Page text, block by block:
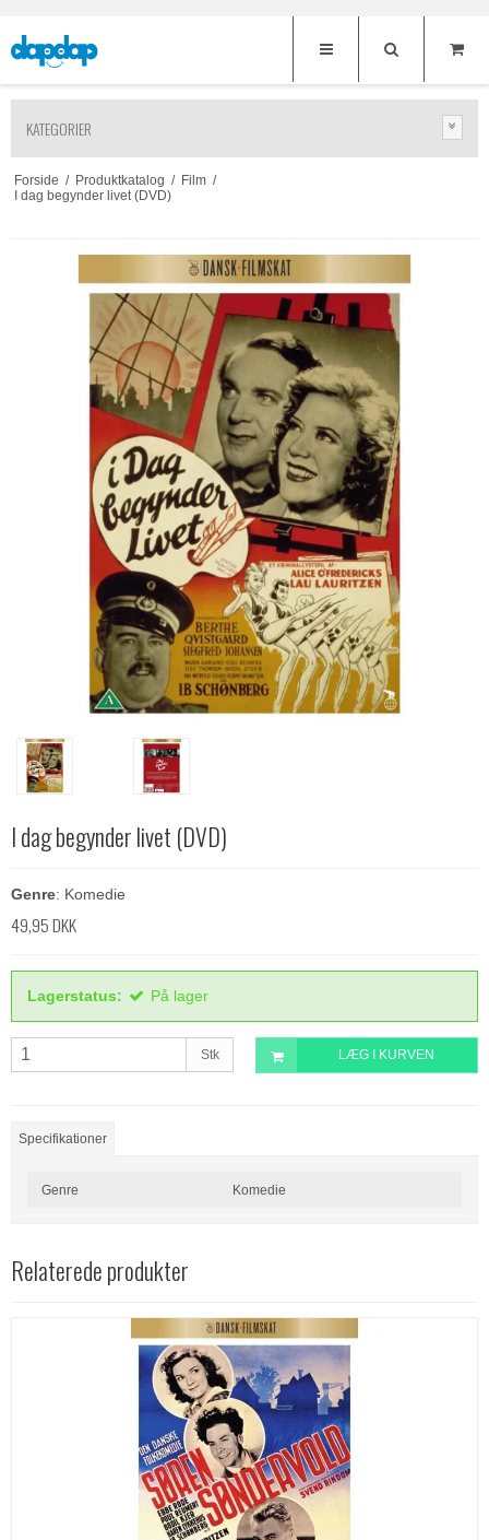
KATEGORIER
Forside / Produktkatalog / Film /
I dag begynder livet (DVD)
I dag begynder livet (DVD)
Genre: Komedie
49,95 DKK
Lagerstatus: På lager
Stk LÆG I KURVEN
Specifikationer
Genre Komedie
Relaterede produkter